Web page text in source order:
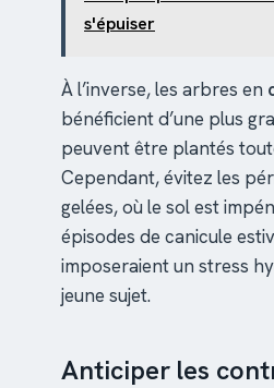
s'épuiser
À l’inverse, les arbres en
bénéficient d’une plus
peuvent être plantés
Cependant, évitez les
gelées, où le sol est
épisodes de canicule
imposeraient un stress
jeune sujet.
Anticiper les